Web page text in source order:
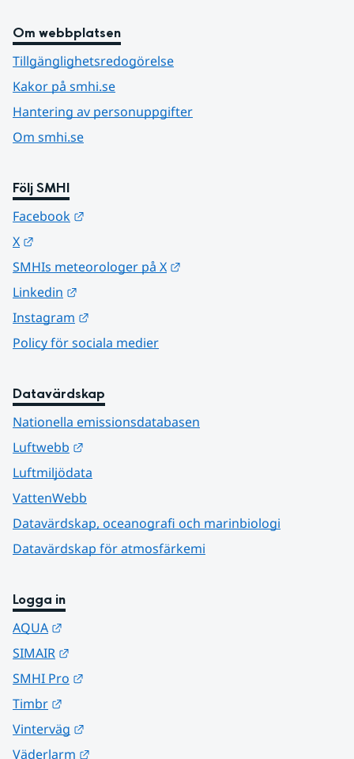
Om webbplatsen
Tillgänglighetsredogörelse
Kakor på smhi.se
Hantering av personuppgifter
Om smhi.se
Följ SMHI
Facebook
X
SMHIs meteorologer på X
Linkedin
Instagram
Policy för sociala medier
Datavärdskap
Nationella emissionsdatabasen
Luftwebb
Luftmiljödata
VattenWebb
Datavärdskap, oceanografi och marinbiologi
Datavärdskap för atmosfärkemi
Logga in
AQUA
SIMAIR
SMHI Pro
Timbr
Vinterväg
Väderlarm